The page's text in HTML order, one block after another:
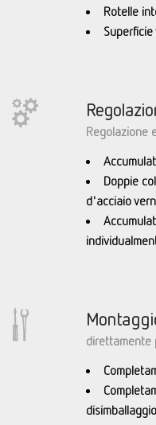
Rotelle
Regolazione
Doppie
d'acciaio
direttamente
disimballaggio